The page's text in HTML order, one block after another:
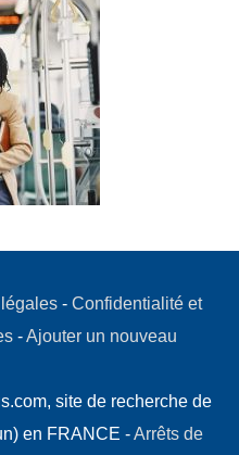
- Confidentialité et
-Ajouter un nouveau
site de recherche de
en FRANCE -Arrêts de